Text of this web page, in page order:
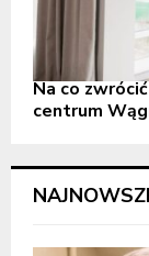
Na co
centrum